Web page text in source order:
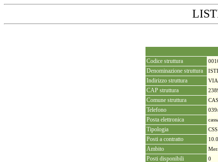
Codice struttura
Denominazione struttura
Indirizzo struttura VIA
CAP struttura
Comune struttura
Telefono
Posta elettronica
Tipologia CSS
Posti a contratto
Ambito
Posti disponibili 0